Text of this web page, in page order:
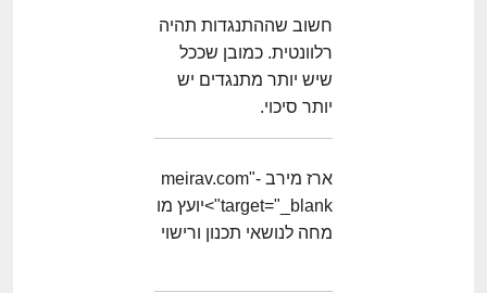
חשוב שההתנגדות תהיה
רלוונטית. כמובן שככל
שיש יותר מתנגדים יש
יותר סיכוי.
ארז מירב -meirav.com"
target="_blank">יועץ מו
מחה לנושאי תכנון ורישוי